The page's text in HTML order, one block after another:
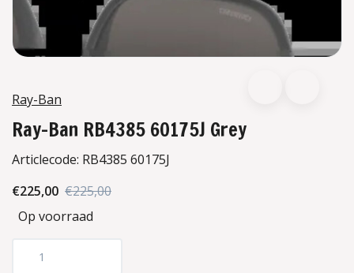
Ray-Ban
Ray-Ban RB4385 60175J Grey
Articlecode: RB4385 60175J
€225,00 €225,00
Op voorraad